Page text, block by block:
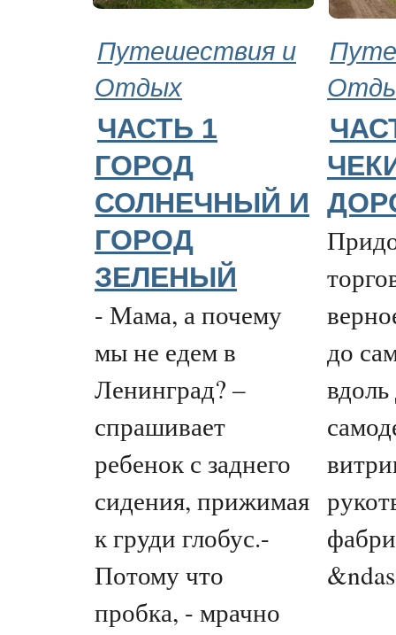
Путешествия и
Отдых
ЧАСТЬ 1
ГОРОД
СОЛНЕЧНЫЙ И
ГОРОД
ЗЕЛЕНЫЙ
- Мама, а почему
мы не едем в
Ленинград? –
спрашивает
ребенок с заднего
сидения, прижимая
к груди глобус.-
Потому что
пробка, - мрачно
до